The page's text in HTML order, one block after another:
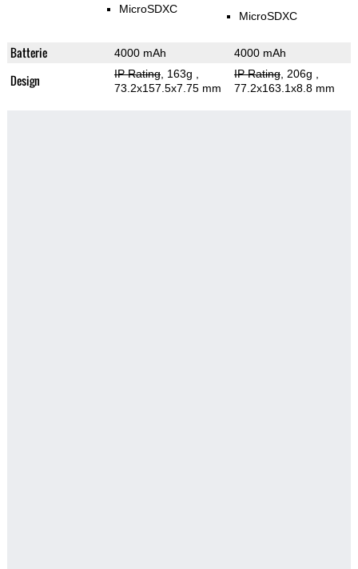
MicroSDXC
MicroSDXC
Batterie 4000 mAh 4000 mAh
Design IP Rating, 163g
73.2x157.5x7.75 mm
IP Rating, 206g
77.2x163.1x8.8 mm